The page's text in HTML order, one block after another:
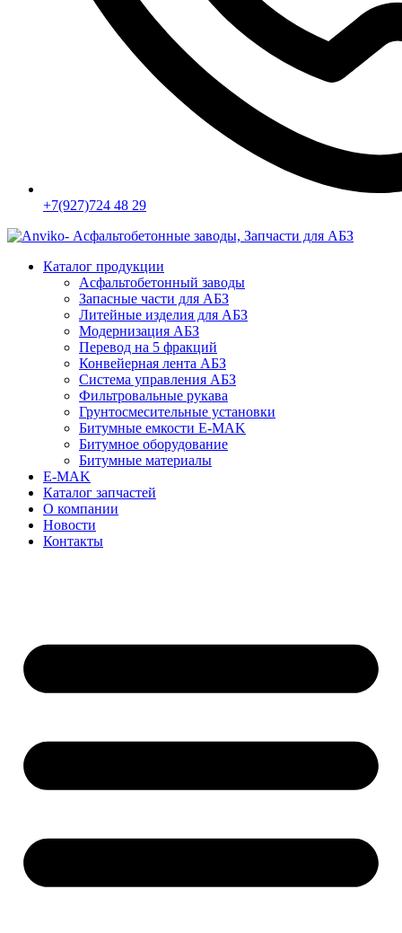
+7(927)724 48 29
Каталог продукции
Асфальтобетонный заводы
Запасные части для АБЗ
Литейные изделия для АБЗ
Модернизация АБЗ
Перевод на 5 фракций
Конвейерная лента АБЗ
Система управления АБЗ
Фильтровальные рукава
Грунтосмесительные установки
Битумные емкости E-MAK
Битумное оборудование
Битумные материалы
E-MAK
Каталог запчастей
О компании
Новости
Контакты